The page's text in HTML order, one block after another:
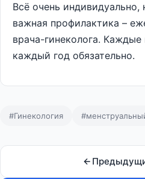
Всё очень индивидуально,
важная профилактика –
врача-гинеколога. Каждые
каждый год обязательно.
#Гинекология